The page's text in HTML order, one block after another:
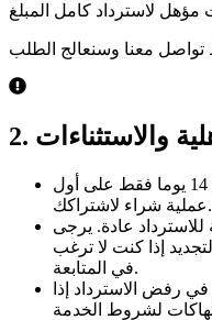
والاستثناءات
الاشتراكات الجديدة: ينطبق ضمان 14 يوما فقط على أول
عملية شراء لاشتراكك.
للاسترداد عادة. يرجى
إذا كنت لا ترغب
في المتابعة.
رفض الاسترداد إذا